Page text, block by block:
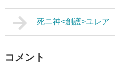
死ニ神<創護>ユレア
コメント